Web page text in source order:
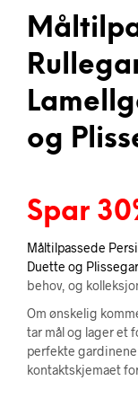
og
Spar
Måltilpassede
Duette og
behov, og
Om ønskelig
tar mål og lager et
perfekte
kontaktskjemaet